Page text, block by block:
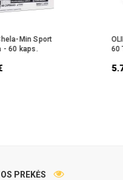
Min Sport
- 60 kaps.
60
PREKĖS